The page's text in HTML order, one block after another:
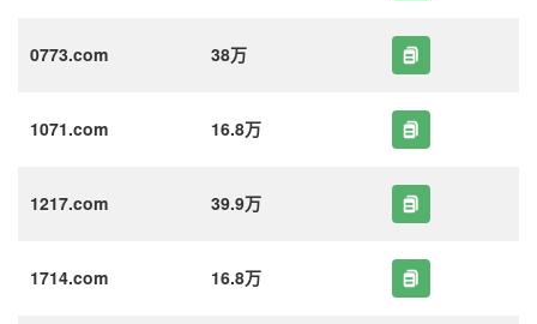
0773.com 38万
1071.com 16.8万
1217.com 39.9万
1714.com 16.8万